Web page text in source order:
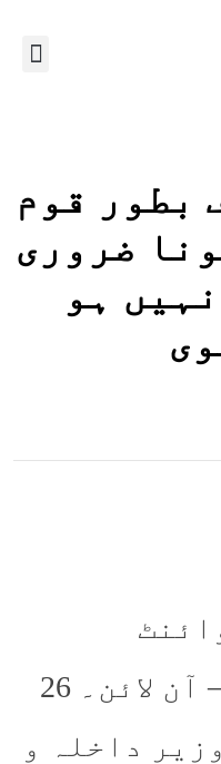
بطور قوم
ضروری
ہو
اخبارتازہ ترین – آن لائن۔ 26
وزیر داخلہ و